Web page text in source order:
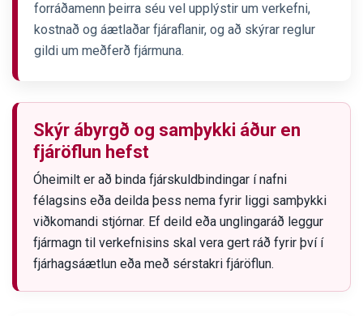
forráðamenn þeirra séu vel upplýstir um verkefni,
kostnað og áætlaðar fjáraflanir, og að skýrar reglur
gildi um meðferð fjármuna.
Skýr ábyrgð og samþykki áður en
fjáröflun hefst
Óheimilt er að binda fjárskuldbindingar í nafni
félagsins eða deilda þess nema fyrir liggi samþykki
viðkomandi stjórnar. Ef deild eða unglingaráð leggur
fjármagn til verkefnisins skal vera gert ráð fyrir því í
fjárhagsáætlun eða með sérstakri fjáröflun.